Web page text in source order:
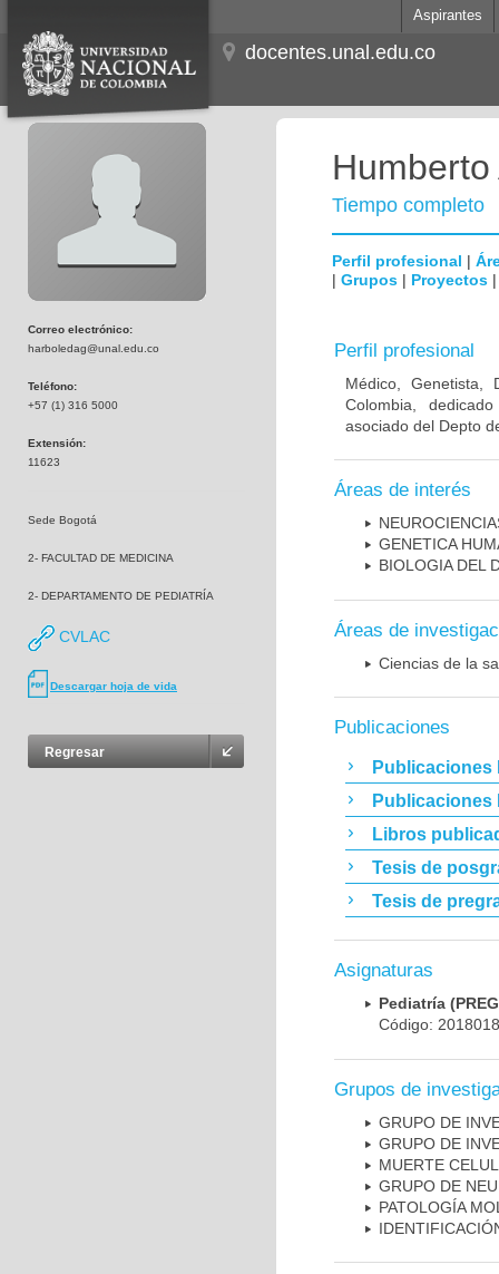
Aspirantes
docentes.unal.edu.co
Correo electrónico:
harboledag@unal.edu.co
Teléfono:
+57 (1) 316 5000
Extensión:
11623
Sede Bogotá
2- FACULTAD DE MEDICINA
2- DEPARTAMENTO DE PEDIATRÍA
CVLAC
Descargar hoja de vida
Regresar
Tiempo completo
Perfil profesional |
| Grupos | Proyectos
Perfil profesional
Médico, Genetista,
Colombia,
asociado del Depto
Áreas de interés
GENETICA
BIOLOGIA DEL
Áreas de
Ciencias de la
Publicaciones
Publicaciones
Publicaciones
Libros
Tesis de
Tesis de
Asignaturas
Pediatría
Código:
Grupos de
GRUPO DE
GRUPO DE
MUERTE
GRUPO DE
PATOLOGÍA